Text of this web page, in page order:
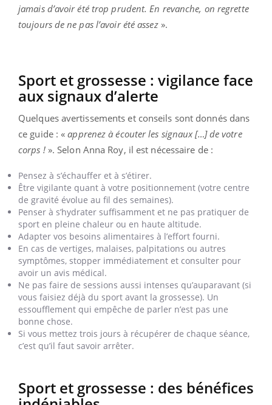
jamais d’avoir été trop prudent. En revanche, on regrette
toujours de ne pas l’avoir été assez».
Sport et grossesse : vigilance face
aux signaux d’alerte
Quelques avertissements et conseils sont donnés dans
ce guide : « apprenez à écouter les signaux […] de votre
corps ! ». Selon Anna Roy, il est nécessaire de :
Pensez à s’échauffer et à s’étirer.
Être vigilante quant à votre positionnement (votre centre
de gravité évolue au fil des semaines).
Penser à s’hydrater suffisamment et ne pas pratiquer de
sport en pleine chaleur ou en haute altitude.
Adapter vos besoins alimentaires à l’effort fourni.
En cas de vertiges, malaises, palpitations ou autres
symptômes, stopper immédiatement et consulter pour
avoir un avis médical.
Ne pas faire de sessions aussi intenses qu’auparavant (si
vous faisiez déjà du sport avant la grossesse). Un
essoufflement qui empêche de parler n’est pas une
bonne chose.
Si vous mettez trois jours à récupérer de chaque séance,
c’est qu’il faut savoir arrêter.
Sport et grossesse : des bénéfices